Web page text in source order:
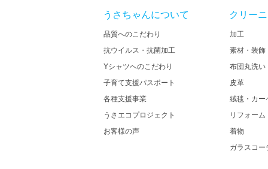
うさちゃんについて
品質へのこだわり
抗ウイルス・抗菌加工
Yシャツへのこだわり
子育て支援パスポート
各種支援事業
うさエコプロジェクト
お客様の声
クリー
加工
素材・装飾
布団丸洗い
皮革
絨毯・カー
リフォーム
着物
ガラスコー